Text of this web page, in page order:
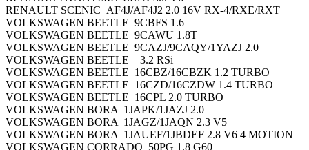
RENAULT SCENIC AF4J/AF4J2 2.0 16V RX-4/RXE/RXT
VOLKSWAGEN BEETLE 9CBFS 1.6
VOLKSWAGEN BEETLE 9CAWU 1.8T
VOLKSWAGEN BEETLE 9CAZJ/9CAQY/1YAZJ 2.0
VOLKSWAGEN BEETLE 3.2 RSi
VOLKSWAGEN BEETLE 16CBZ/16CBZK 1.2 TURBO
VOLKSWAGEN BEETLE 16CZD/16CZDW 1.4 TURBO
VOLKSWAGEN BEETLE 16CPL 2.0 TURBO
VOLKSWAGEN BORA 1JAPK/1JAZJ 2.0
VOLKSWAGEN BORA 1JAGZ/1JAQN 2.3 V5
VOLKSWAGEN BORA 1JAUEF/1JBDEF 2.8 V6 4 MOTION
VOLKSWAGEN CORRADO 50PG 1.8 G60